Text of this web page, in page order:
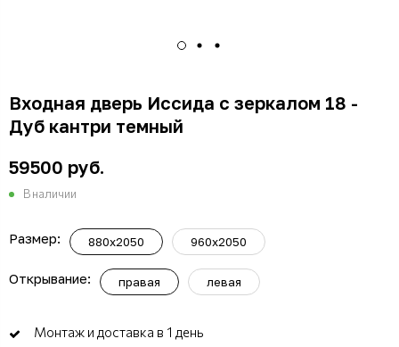
Входная дверь Иссида с зеркалом 18 -
Дуб кантри темный
59500 руб.
В наличии
Размер: 880x2050 960x2050
Открывание: правая левая
Монтаж и доставка в 1 день